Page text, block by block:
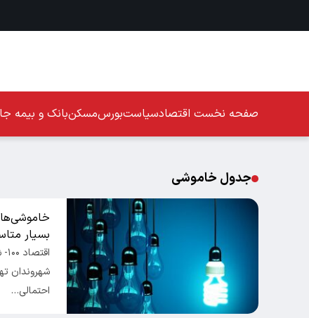
صفحه نخست اقتصادسیاستبورسمسکنبانک و بیمه
جدول خاموشی
بسیار
شهروندان
احتمالی…